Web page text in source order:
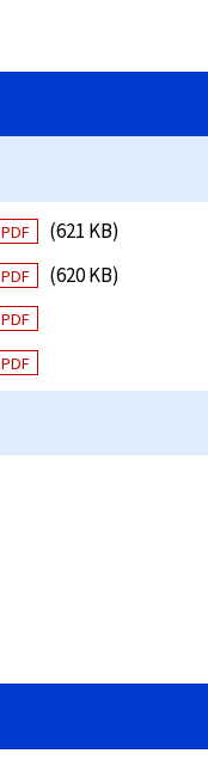
PDF
(621 KB)
PDF
(620 KB)
PDF
PDF